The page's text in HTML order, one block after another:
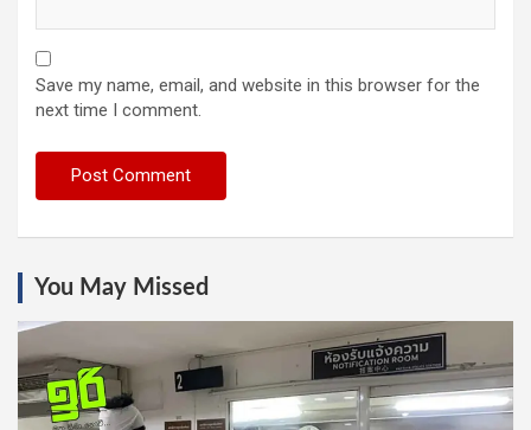
Save my name, email, and website in this browser for the
next time I comment.
You May Missed